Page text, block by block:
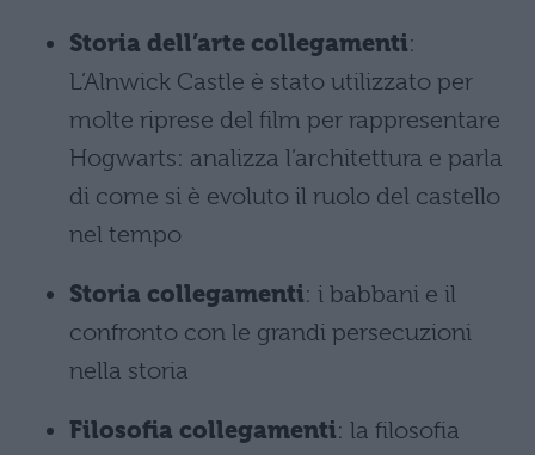
Storia dell’arte collegamenti:
L’Alnwick Castle è stato utilizzato per
molte riprese del film per rappresentare
Hogwarts: analizza l’architettura e parla
di come si è evoluto il ruolo del castello
nel tempo
Storia collegamenti: i babbani e il
confronto con le grandi persecuzioni
nella storia
Filosofia collegamenti: la filosofia